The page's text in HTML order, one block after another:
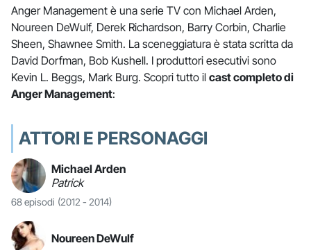
Anger Management è una serie TV con Michael Arden,
Noureen DeWulf, Derek Richardson, Barry Corbin, Charlie
Sheen, Shawnee Smith. La sceneggiatura è stata scritta da
David Dorfman, Bob Kushell. I produttori esecutivi sono
Kevin L. Beggs, Mark Burg. Scopri tutto il cast completo di
Anger Management:
ATTORI E PERSONAGGI
Michael Arden
Patrick
68 episodi (2012 - 2014)
Noureen DeWulf